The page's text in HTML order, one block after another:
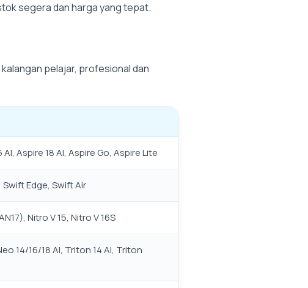
segera dan harga yang tepat.
pelajar, profesional dan
AI, Aspire 18 AI, Aspire Go, Aspire Lite
Swift Edge, Swift Air
Nitro V 15, Nitro V 16S
14/16/18 AI, Triton 14 AI, Triton